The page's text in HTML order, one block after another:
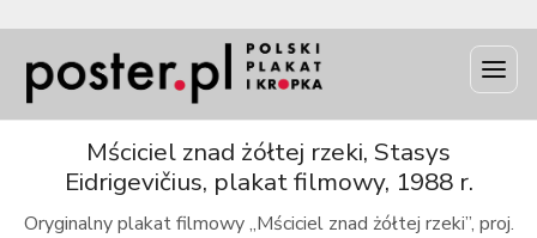
Mściciel znad żółtej rzeki, Stasys
Eidrigevičius, plakat filmowy, 1988 r.
Oryginalny plakat filmowy „Mściciel znad żółtej rzeki”, proj.